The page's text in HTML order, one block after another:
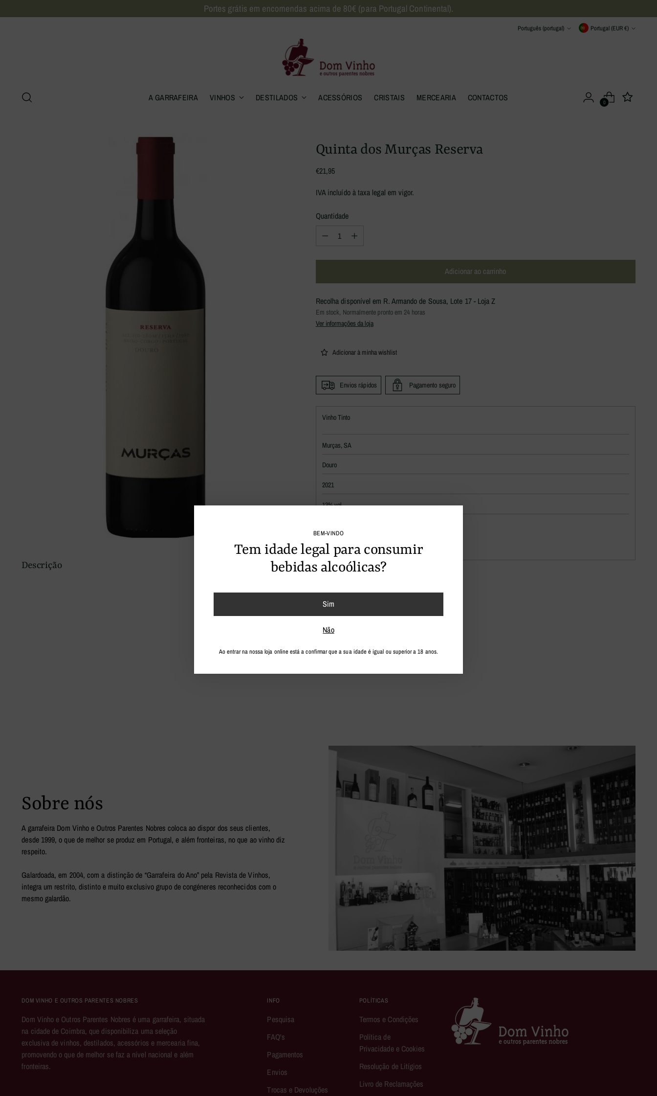
Portes grátis em encomendas acima de 80€ (para Portugal Continental).
Língua
Português (portugal) Moeda Portugal (EUR €)
A GARRAFEIRA VINHOS DESTILADOS ACESSÓRIOS CRISTAIS MERCEARIA CONTACTOS 0
BEM-VINDO
Tem idade legal para consumir
bebidas alcoólicas?
Sim
Não
Ao entrar na nossa loja online está a confirmar que a sua idade é igual ou superior a 18 anos.
Descrição
Quinta dos Murças Reserva
Regular
€21,95
IVA incluído à taxa legal em vigor.
Quantidade
Quantidade
Adicionar ao carrinho
Recolha disponível em R. Armando de Sousa, Lote 17 - Loja Z
Em stock, Normalmente pronto em 24 horas
Ver informações da loja
Adicionar à minha wishlist
Envios rápidos Pagamento seguro
Vinho Tinto
Murças, SA
Douro
2021
13% vol.
Biológico
seu
carrinho
Sobre nós
A garrafeira Dom Vinho e Outros Parentes Nobres coloca ao dispor dos seus clientes,
desde 1999, o que de melhor se produz em Portugal, e além fronteiras, no que ao vinho diz
respeito.
Galardoada, em 2004, com a distinção de “Garrafeira do Ano” pela Revista de Vinhos,
integra um restrito, distinto e muito exclusivo grupo de congéneres reconhecidos com o
mesmo galardão.
DOM VINHO E OUTROS PARENTES NOBRES
Dom Vinho e Outros Parentes Nobres é uma garrafeira, situada
na cidade de Coimbra, que disponibiliza uma seleção
exclusiva de vinhos, destilados, acessórios e mercearia fina,
promovendo o que de melhor se faz a nível nacional e além
fronteiras.
INFO
Pesquisa
FAQ's
Pagamentos
Envios
Trocas e Devoluções
POLÍTICAS
Termos e Condições
Política de
Privacidade e Cookies
Resolução de Litígios
Livro de Reclamações